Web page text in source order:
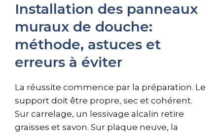
Installation des panneaux
muraux de douche:
méthode, astuces et
erreurs à éviter
La réussite commence par la préparation. Le
support doit être propre, sec et cohérent.
Sur carrelage, un lessivage alcalin retire
graisses et savon. Sur plaque neuve, la